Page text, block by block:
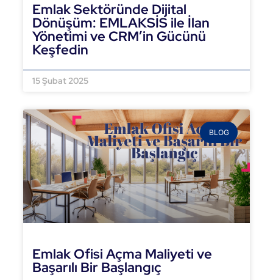
Emlak Sektöründe Dijital
Dönüşüm: EMLAKSİS ile İlan
Yönetimi ve CRM’in Gücünü
Keşfedin
15 Şubat 2025
BLOG
Emlak Ofisi Açma Maliyeti ve
Başarılı Bir Başlangıç